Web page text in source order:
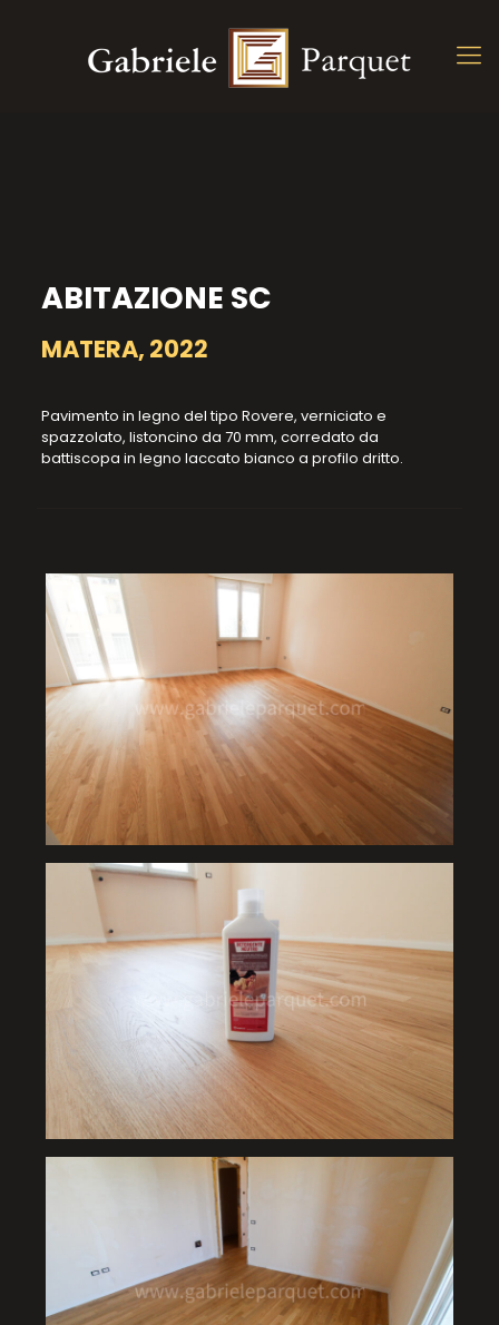
ABITAZIONE SC
MATERA, 2022
Pavimento in legno del tipo Rovere, verniciato e
spazzolato, listoncino da 70 mm, corredato da
battiscopa in legno laccato bianco a profilo dritto.